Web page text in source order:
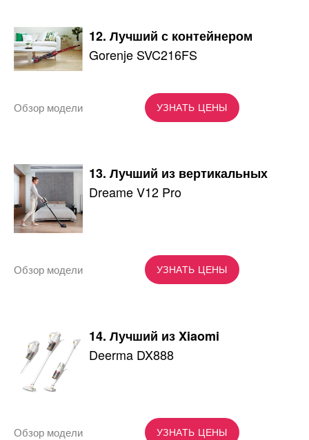
12. Лучший с контейнером
Gorenje SVC216FS
УЗНАТЬ ЦЕНЫ
Обзор модели
13. Лучший из вертикальных
Dreame V12 Pro
УЗНАТЬ ЦЕНЫ
Обзор модели
14. Лучший из Xiaomi
Deerma DX888
УЗНАТЬ ЦЕНЫ
Обзор модели